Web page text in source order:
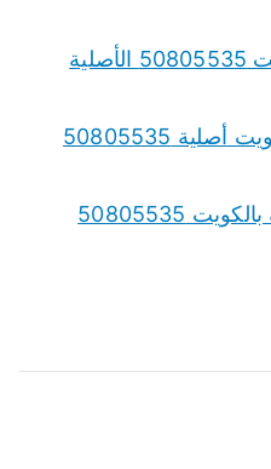
قطع غيار جيلي Geely الكويت 50805535 الأصلية
قطع غيار جيتور Jetour بالكويت أصلية 50805535
قطع غيار بايك BAIC الأصلية بالكويت 50805535